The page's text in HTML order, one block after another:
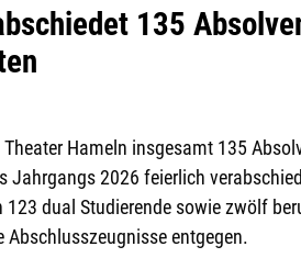
135
Theater Hameln insgesamt 135
Jahrgangs 2026 feierlich
123 dual Studierende sowie zwölf
Abschlusszeugnisse entgegen.